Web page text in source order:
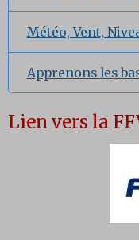
Météo, Vent,
Apprenons les
Lien vers la